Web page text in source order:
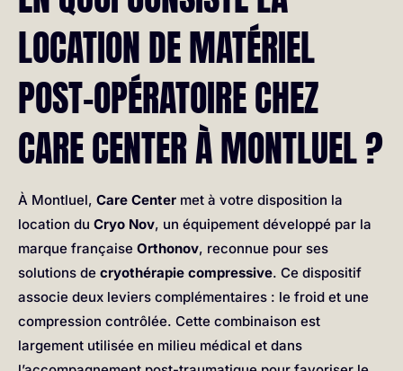
LOCATION DE MATÉRIEL
POST-OPÉRATOIRE CHEZ
CARE CENTER À MONTLUEL ?
À Montluel, Care Center met à votre disposition la
location du Cryo Nov, un équipement développé par la
marque française Orthonov, reconnue pour ses
solutions de cryothérapie compressive. Ce dispositif
associe deux leviers complémentaires : le froid et une
compression contrôlée. Cette combinaison est
largement utilisée en milieu médical et dans